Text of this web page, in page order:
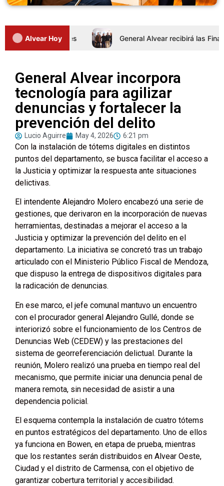
Alvear Hoy
de Intertalleres General Alvear recibirá las Finales
General Alvear incorpora
tecnología para agilizar
denuncias y fortalecer la
prevención del delito
Lucio Aguirre May 4, 2026 6:21 pm
Con la instalación de tótems digitales en distintos
puntos del departamento, se busca facilitar el acceso a
la Justicia y optimizar la respuesta ante situaciones
delictivas.
El intendente Alejandro Molero encabezó una serie de
gestiones, que derivaron en la incorporación de nuevas
herramientas, destinadas a mejorar el acceso a la
Justicia y optimizar la prevención del delito en el
departamento. La iniciativa se concretó tras un trabajo
articulado con el Ministerio Público Fiscal de Mendoza,
que dispuso la entrega de dispositivos digitales para
la radicación de denuncias.
En ese marco, el jefe comunal mantuvo un encuentro
con el procurador general Alejandro Gullé, donde se
interiorizó sobre el funcionamiento de los Centros de
Denuncias Web (CEDEW) y las prestaciones del
sistema de georreferenciación delictual. Durante la
reunión, Molero realizó una prueba en tiempo real del
mecanismo, que permite iniciar una denuncia penal de
manera remota, sin necesidad de asistir a una
dependencia policial.
El esquema contempla la instalación de cuatro tótems
en puntos estratégicos del departamento. Uno de ellos
ya funciona en Bowen, en etapa de prueba, mientras
que los restantes serán distribuidos en Alvear Oeste,
Ciudad y el distrito de Carmensa, con el objetivo de
garantizar cobertura territorial y accesibilidad.